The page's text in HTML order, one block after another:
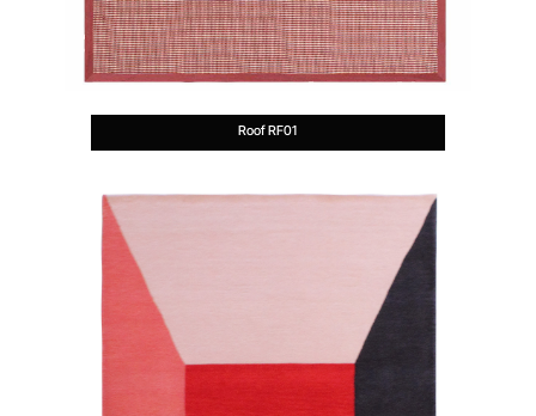
Roof RF01